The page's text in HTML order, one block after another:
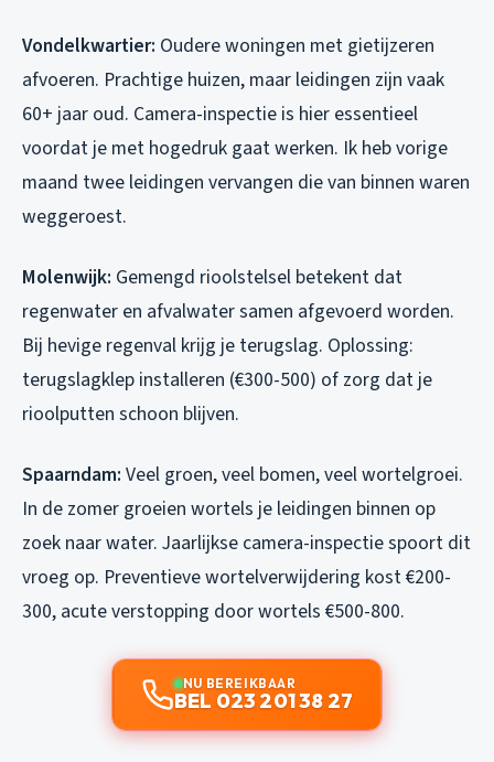
Vondelkwartier: Oudere woningen met gietijzeren
afvoeren. Prachtige huizen, maar leidingen zijn vaak
60+ jaar oud. Camera-inspectie is hier essentieel
voordat je met hogedruk gaat werken. Ik heb vorige
maand twee leidingen vervangen die van binnen waren
weggeroest.
Molenwijk: Gemengd rioolstelsel betekent dat
regenwater en afvalwater samen afgevoerd worden.
Bij hevige regenval krijg je terugslag. Oplossing:
terugslagklep installeren (€300-500) of zorg dat je
rioolputten schoon blijven.
Spaarndam: Veel groen, veel bomen, veel wortelgroei.
In de zomer groeien wortels je leidingen binnen op
zoek naar water. Jaarlijkse camera-inspectie spoort dit
vroeg op. Preventieve wortelverwijdering kost €200-
300, acute verstopping door wortels €500-800.
NU BEREIKBAAR
BEL 023 201 38 27